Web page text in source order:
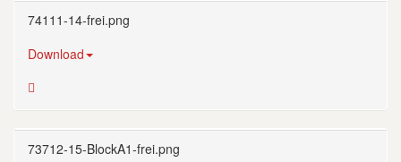
74111-14-frei.png
Download
73712-15-BlockA1-frei.png